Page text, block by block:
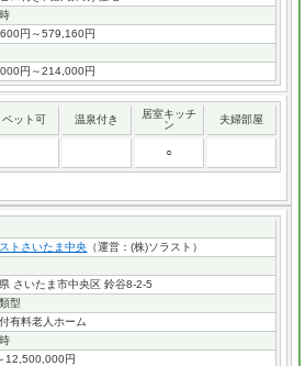
円～579,160円
円～214,000円
ペット可 温泉付き
居室キッチ
ン
夫婦部屋
○
トさいたま中央 （運営：(株)ソラスト）
さいたま市中央区 鈴谷8-2-5
型
有料老人ホーム
12,500,000円